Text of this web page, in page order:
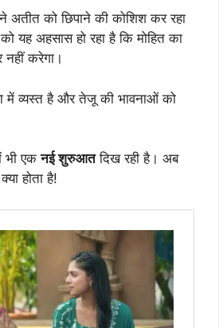
अतीत को छिपाने की कोशिश कर रहा
यह अहसास हो रहा है कि मोहित का
नहीं करेगा।
में व्यस्त है और तेजू की भावनाओं को
भी एकनई शुरुआतदिख रही है। अब
होता है!